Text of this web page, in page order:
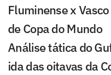
Fluminense x
de Copa do Mundo
Análise tática do
ida das oitavas da